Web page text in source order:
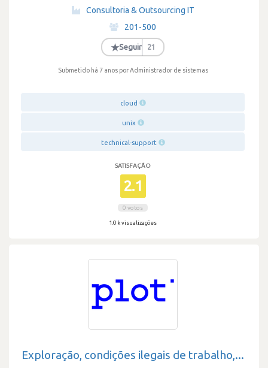
·
Consultoria & Outsourcing IT
·
201-500
·
★Seguir 21
Submetido há 7 anos por Administrador de sistemas
cloud
unix
technical-support
SATISFAÇÃO
2.1
0 votos
1.0 k visualizações
Exploração, condições ilegais de trabalho,...